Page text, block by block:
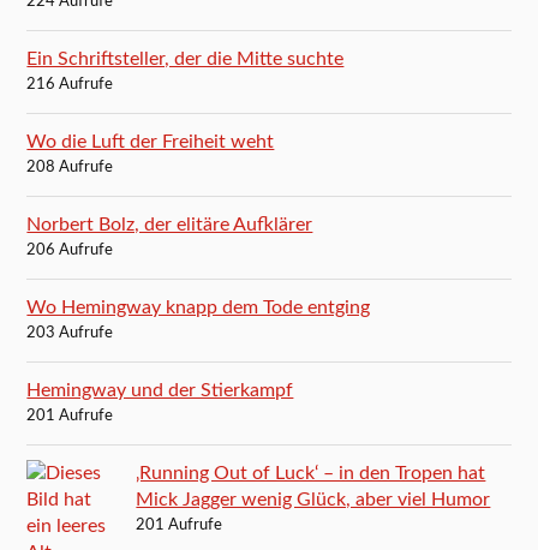
Ein Schriftsteller, der die Mitte suchte
216 Aufrufe
Wo die Luft der Freiheit weht
208 Aufrufe
Norbert Bolz, der elitäre Aufklärer
206 Aufrufe
Wo Hemingway knapp dem Tode entging
203 Aufrufe
Hemingway und der Stierkampf
201 Aufrufe
‚Running Out of Luck‘ – in den Tropen hat
Mick Jagger wenig Glück, aber viel Humor
201 Aufrufe